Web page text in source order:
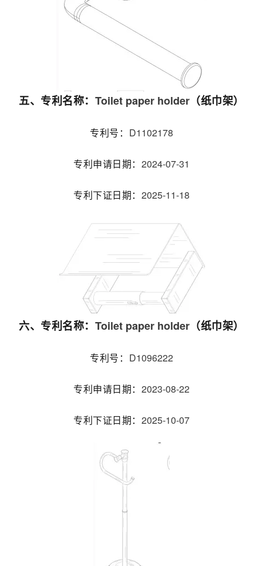
五、专利名称：Toilet paper holder （纸巾架）
专利号： D1102178
专利申请日期： 2024-07-31
专利下证日期： 2025-11-18
六、专利名称：Toilet paper holder （纸巾架）
专利号： D1096222
专利申请日期： 2023-08-22
专利下证日期： 2025-10-07